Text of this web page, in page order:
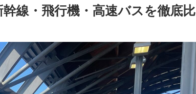
線・飛行機・高速バスを徹底比